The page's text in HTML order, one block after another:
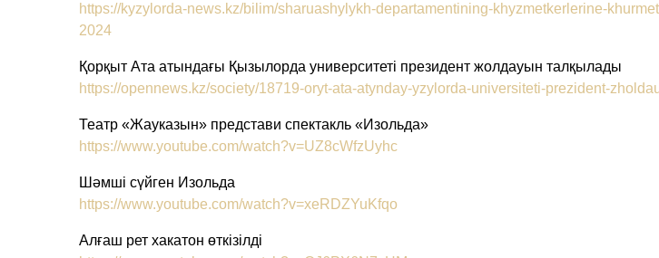
https://kyzylorda-news.kz/bilim/sharuashylykh-departamentining-khyzmetkerlerine-
2024
Қорқыт Ата атындағы Қызылорда университеті президент жолдауын талқылады
https://opennews.kz/society/18719-oryt-ata-atynday-yzylorda-universiteti-prezident-
Театр «Жауказын» представи спектакль «Изольда»
https://www.youtube.com/watch?v=UZ8cWfzUyhc
Шәмші сүйген Изольда
https://www.youtube.com/watch?v=xeRDZYuKfqo
Алғаш рет хакатон өткізілді